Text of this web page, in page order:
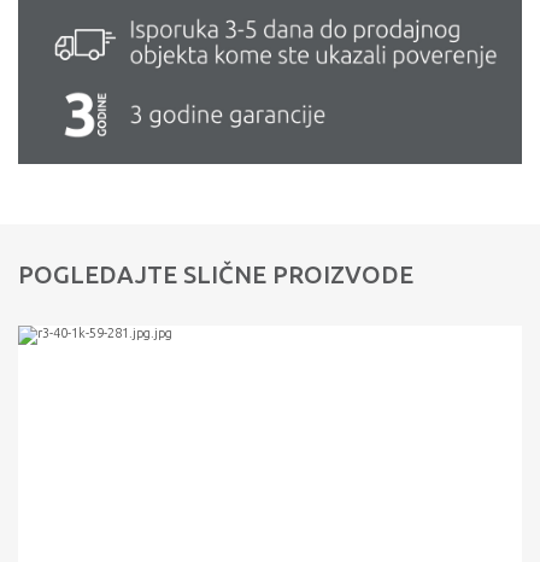
POGLEDAJTE SLIČNE PROIZVODE